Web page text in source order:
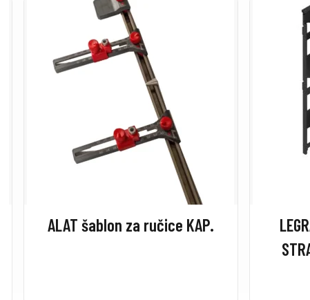
ALAT šablon za ručice KAP.